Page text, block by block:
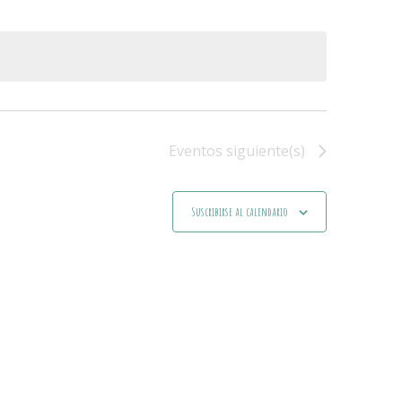
Eventos siguiente(s)
Suscribirse al calendario